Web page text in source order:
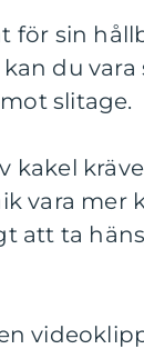
för sin
du
slitage.
kakel
vara mer
att ta